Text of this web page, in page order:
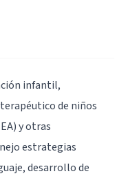
infantil,
de niños
y otras
estrategias
desarrollo de